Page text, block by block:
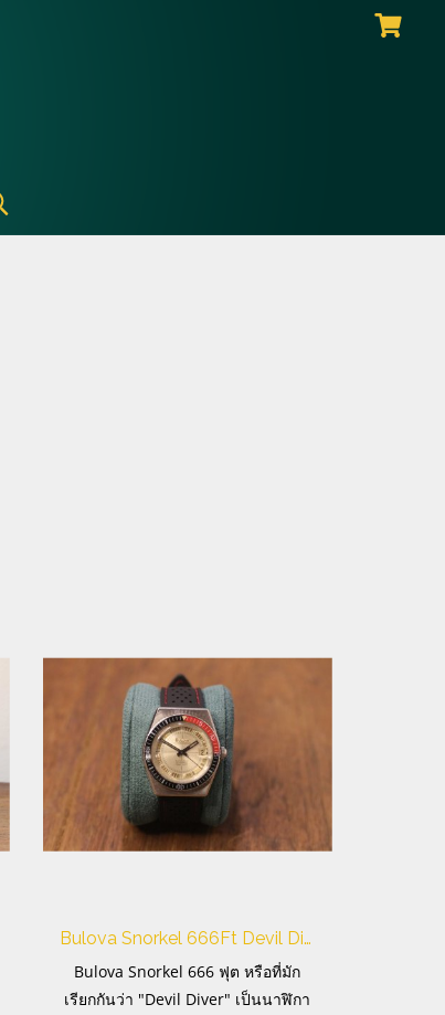
Bulova Snorkel 666Ft Devil Diver Vintage
Bulova Snorkel 666 ฟุต หรือที่มัก
เรียกกันว่า "Devil Diver" เป็นนาฬิกา